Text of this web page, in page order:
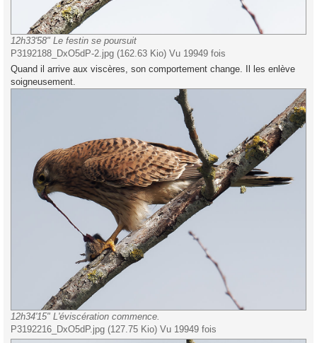
12h33'58" Le festin se poursuit
P3192188_DxO5dP-2.jpg (162.63 Kio) Vu 19949 fois
Quand il arrive aux viscères, son comportement change. Il les enlève
soigneusement.
12h34'15" L'éviscération commence.
P3192216_DxO5dP.jpg (127.75 Kio) Vu 19949 fois